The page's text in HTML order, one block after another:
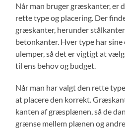
Når man bruger græskanter, er
rette type og placering. Der
græskanter, herunder
betonkanter. Hver type har sine
ulemper, så det er vigtigt at
til ens behov og budget.
Når man har valgt den rette
at placere den korrekt.
kanten af græsplænen, så de
grænse mellem plænen og